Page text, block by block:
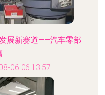
展新赛道——汽车零部
06 06:13:57